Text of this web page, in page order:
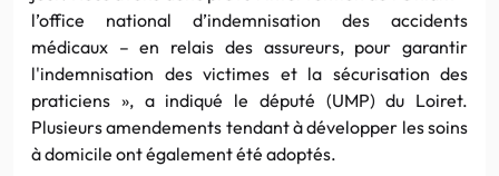
l’office national d’indemnisation des accidents
médicaux – en relais des assureurs, pour garantir
l'indemnisation des victimes et la sécurisation des
praticiens », a indiqué le député (UMP) du Loiret.
Plusieurs amendements tendant à développer les soins
à domicile ont également été adoptés.